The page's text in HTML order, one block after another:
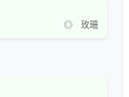
◎ 玫珊